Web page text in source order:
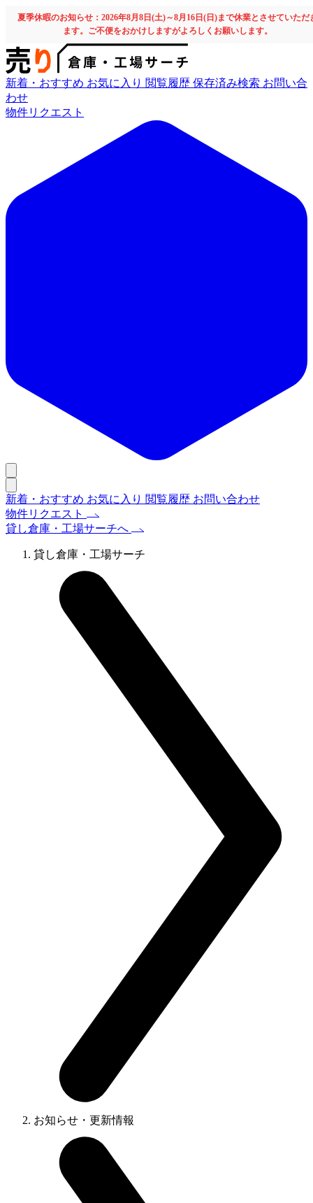
夏季休暇のお知らせ：2026年8月8日(土)～8月16日(日)まで休業とさせていただ
ます。ご不便をおかけしますがよろしくお願いします。
新着・おすすめ お気に入り 閲覧履歴 保存済み検索 お問い合
わせ
物件リクエスト
新着・おすすめ お気に入り 閲覧履歴 お問い合わせ
物件リクエスト
貸し倉庫・工場サーチへ
貸し倉庫・工場サーチ
お知らせ・更新情報